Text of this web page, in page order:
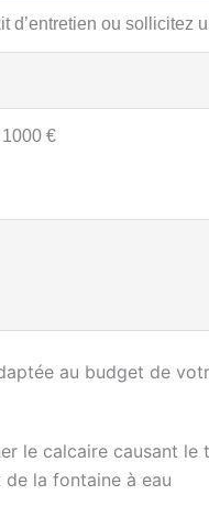
d’entretien ou sollicitez
€
au budget de
le calcaire causant
la fontaine à eau